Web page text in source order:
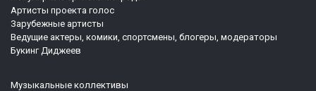
Артисты проекта голос
Зарубежные артисты
Ведущие актеры, комики, спортсмены, блогеры, модераторы
Букинг Диджеев
Музыкальные коллективы